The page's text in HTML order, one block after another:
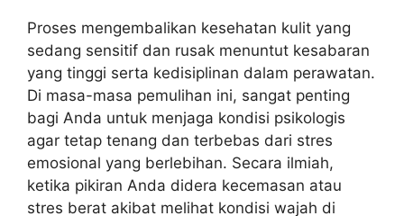
Proses mengembalikan kesehatan kulit yang
sedang sensitif dan rusak menuntut kesabaran
yang tinggi serta kedisiplinan dalam perawatan.
Di masa-masa pemulihan ini, sangat penting
bagi Anda untuk menjaga kondisi psikologis
agar tetap tenang dan terbebas dari stres
emosional yang berlebihan. Secara ilmiah,
ketika pikiran Anda didera kecemasan atau
stres berat akibat melihat kondisi wajah di